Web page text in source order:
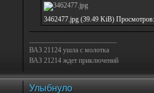
3462477.jpg (39.49 KiB)
ВАЗ 21124 ушла с молотка
ВАЗ 21214 ждет приключений
Улыбнуло